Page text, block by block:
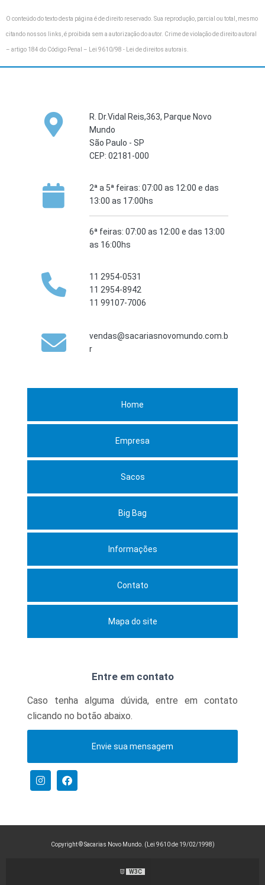
O conteúdo do texto desta página é de direito reservado. Sua reprodução, parcial ou total, mesmo
citando nossos links, é proibida sem a autorização do autor. Crime de violação de direito autoral
– artigo 184 do Código Penal – Lei 9610/98 - Lei de direitos autorais
R. Dr.Vidal Reis,363, Parque Novo
Mundo
São Paulo - SP
CEP: 02181-000
2ª a 5ª feiras: 07:00 as 12:00 e das
13:00 as 17:00hs
6ª feiras: 07:00 as 12:00 e das 13:00
as 16:00hs
11 2954-0531
11 2954-8942
11 99107-7006
vendas@sacariasnovomundo.com.b
r
Home
Empresa
Sacos
Big Bag
Informações
Contato
Mapa do site
Entre em contato
Caso tenha alguma dúvida, entre em contato
clicando no botão abaixo.
Envie sua mensagem
Copyright © Sacarias Novo Mundo. (Lei 9610 de 19/02/1998)
W3C